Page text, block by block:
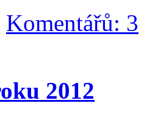
Komentářů: 3
2012